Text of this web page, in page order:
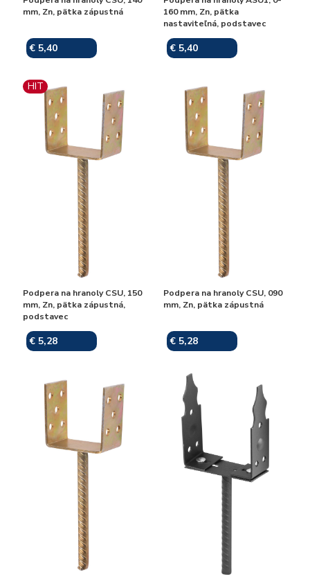
mm, Zn, pätka zápustná
€ 5,40
160 mm, Zn, pätka
nastaviteľná, podstavec
€ 5,40
HIT
Podpera na hranoly CSU, 150
mm, Zn, pätka zápustná,
podstavec
€ 5,28
Podpera na hranoly CSU, 090
mm, Zn, pätka zápustná
€ 5,28